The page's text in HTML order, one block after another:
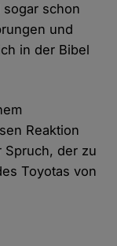
schon
und
in der Bibel
Reaktion
Spruch, der zu
Toyotas von